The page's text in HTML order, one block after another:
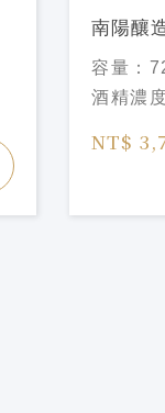
南陽釀
米大吟
容量：
酒精濃度
NT$